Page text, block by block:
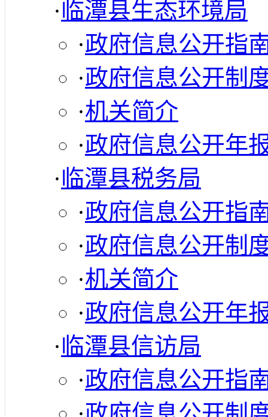
·临潭县生态环境局
·政府信息公开指
·政府信息公开制
·机关简介
·政府信息公开年
·临潭县税务局
·政府信息公开指
·政府信息公开制
·机关简介
·政府信息公开年
·临潭县信访局
·政府信息公开指